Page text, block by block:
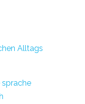
Alltags